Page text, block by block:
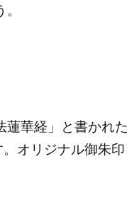
蓮華経」と書かれた
オリジナル御朱印